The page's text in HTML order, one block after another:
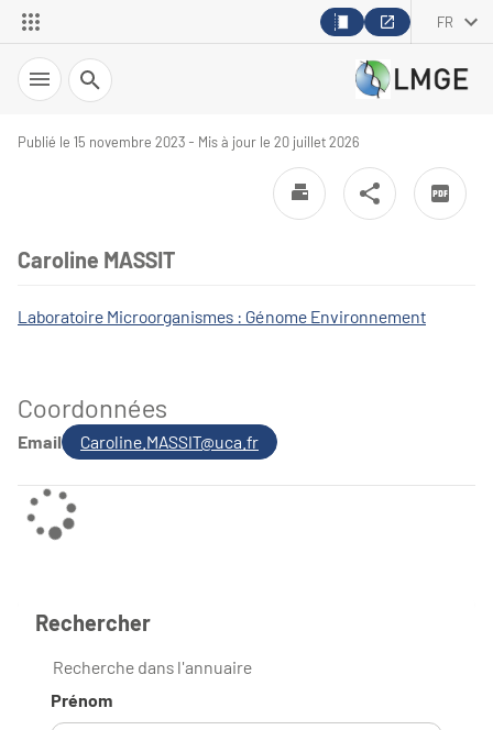
FR
Recherche
Publié le 15 novembre 2023 - Mis à jour le 20 juillet 2026
Caroline MASSIT
Laboratoire Microorganismes : Génome Environnement
Coordonnées
Email Caroline.MASSIT@uca.fr
Rechercher
Recherche dans l'annuaire
Prénom